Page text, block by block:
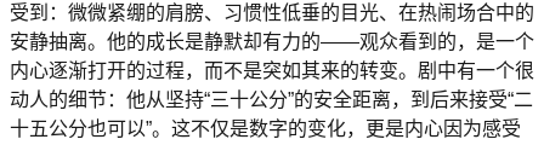
受到：微微紧绷的肩膀、习惯性低垂的目光、在热闹场合中的
安静抽离。他的成长是静默却有力的——观众看到的，是一个
内心逐渐打开的过程，而不是突如其来的转变。剧中有一个很
动人的细节：他从坚持“三十公分”的安全距离，到后来接受“二
十五公分也可以”。这不仅是数字的变化，更是内心因为感受